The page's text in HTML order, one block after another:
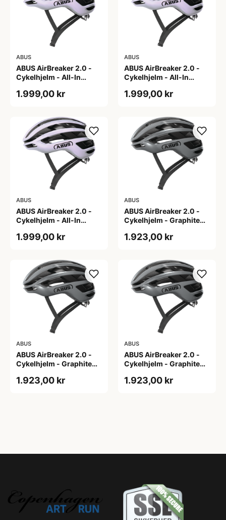
ABUS
ABUS AirBreaker 2.0 -
Cykelhjelm - All-In
1.999,00 kr
ABUS
ABUS AirBreaker 2.0 -
Cykelhjelm - All-In
1.999,00 kr
ABUS
ABUS AirBreaker 2.0 -
Cykelhjelm - All-In
1.999,00 kr
ABUS
ABUS AirBreaker 2.0 -
Cykelhjelm - Graphite
1.923,00 kr
ABUS
ABUS AirBreaker 2.0 -
Cykelhjelm - Graphite
1.923,00 kr
ABUS
ABUS AirBreaker 2.0 -
Cykelhjelm - Graphite
1.923,00 kr